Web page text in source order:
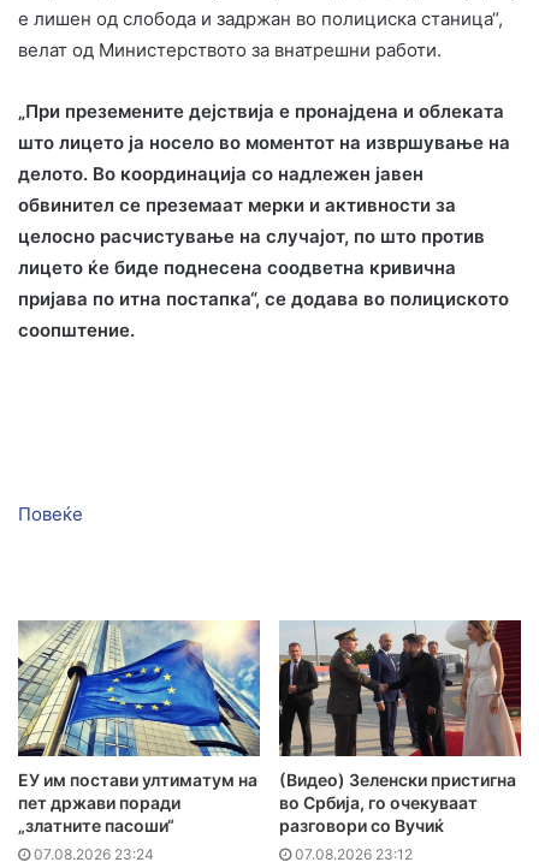
е лишен од слобода и задржан во полициска станица“,
велат од Министерството за внатрешни работи.
„При преземените дејствија е пронајдена и облеката
што лицето ја носело во моментот на извршување на
делото. Во координација со надлежен јавен
обвинител се преземаат мерки и активности за
целосно расчистување на случајот, по што против
лицето ќе биде поднесена соодветна кривична
пријава по итна постапка“, се додава во полициското
соопштение.
Повеќе
ЕУ им постави ултиматум на
пет држави поради
„златните пасоши“
07.08.2026 23:24
(Видео) Зеленски пристигна
во Србија, го очекуваат
разговори со Вучиќ
07.08.2026 23:12